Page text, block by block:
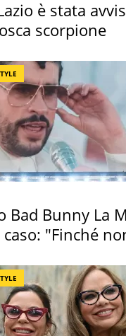
è stata
scorpione
Bad Bunny La
"Finché